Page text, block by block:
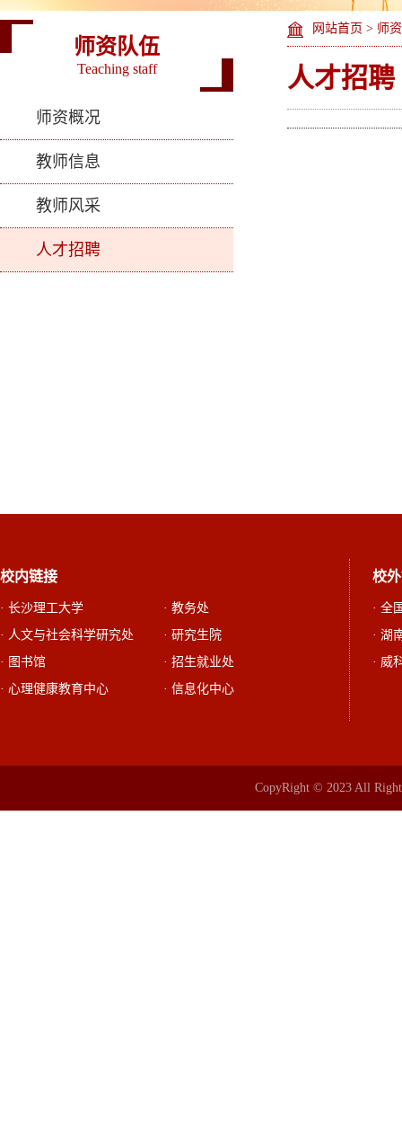
师资队伍
Teaching staff
师资概况
教师信息
教师风采
人才招聘
网站首页 > 师
人才招聘
校内链接
· 长沙理工大学
· 教务处
· 人文与社会科学研究处
· 研究生院
· 图书馆
· 招生就业处
· 心理健康教育中心
· 信息化中心
校
· 全
· 湖
· 威
CopyRight © 2023 All